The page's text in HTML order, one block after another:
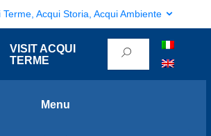
Acqui Storia, Acqui Ambiente
VISIT ACQUI
TERME
Menu